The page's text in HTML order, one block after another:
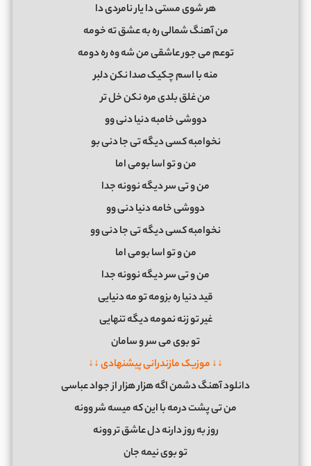
ﻫﺮ ﺷﻮی ﻣﺴﺘﻰ دا ﻳﺎر ﻧﺎﻣﺮدی دا
ﻣﻦ آﻫﻨﮓ ﺷﻤﺎﻟﻰ ره ﺑﻪ ﻋﺸﻖ ﺗﻪ ﺧﻮﻣﻪ
ﺗﻮﻋﻢ ﻣﻰ ﺟﻮر ﻋﺎﺷﻘﻰ ﻣﻦ ﺷﻪ وه ره دوﻣﻪ
ﻣﻨﻪ ﺑﺎ اﺳﻢ ﭼﻜﻴﮏ ﺻﺪا ﻧﻜﻦ دﻟﺒﺮ
ﻣﻦ ﻏﻠﻖ ﺑﻠﺪی ﻣﺮه ﻧﻜﻦ ﺧﻞ ﺗﺮ
دووﺷﻰ ﺧﺎﻣﺒﻪ دﻧﻴﺎ دﻧﻰ وو
ﻧﺨﻮاﻣﺒﻪ ﻛﺴﻰ دﻳﮕﻪ ﺗﻰ ﺟﺎ دﻧﻰ ﺑﻮ
ﻣﻦ و ﺗﻮ اﺳﺎ ﺑﻮﻣﻰ اﻣﺎ
ﻣﻦ و ﺗﻰ ﺳﺮ دﻳﮕﻪ ﻧﻮوﻧﻪ ﺟﺪا
دووﺷﻰ ﺧﺎﻣﻪ دﻧﻴﺎ دﻧﻰ وو
ﻧﺨﻮاﻣﺒﻪ ﻛﺴﻰ دﻳﮕﻪ ﺗﻰ ﺟﺎ دﻧﻰ وو
ﻣﻦ و ﺗﻮ اﺳﺎ ﺑﻮﻣﻰ اﻣﺎ
ﻣﻦ و ﺗﻰ ﺳﺮ دﻳﮕﻪ ﻧﻮوﻧﻪ ﺟﺪا
ﻗﻴﺪ دﻧﻴﺎ ره ﺑﺰوﻣﻪ ﺗﻮ ﻣﻪ دﻧﻴﺎﻳﻰ
ﻏﻴﺮ ﺗﻮ زﻧﻪ ﻧﻤﻮﻣﻪ دﻳﮕﻪ ﺗﻨﻬﺎﻳﻰ
ﺗﻮ ﺑﻮی ﻣﻰ ﺳﺮ و ﺳﺎﻣﺎن
↓↓ موزیک مازندرانی پیشنهادی ↓↓
دانلود آهنگ دشمن اگه هزار هزار از جواد عباسی
ﻣﻦ ﺗﻰ ﭘﺸﺖ درﻣﻪ ﺑﺎ اﻳﻦ ﻛﻪ ﻣﻴﺴﻪ ﺷﺮ ووﻧﻪ
روز ﺑﻪ روز دارﻧﻪ دل ﻋﺎﺷﻖ ﺗﺮ ووﻧﻪ
ﺗﻮ ﺑﻮی ﻧﻴﻤﻪ ﺟﺎن